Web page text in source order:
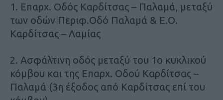
1. Επαρχ. Οδός Καρδίτσας – Παλαμά, μεταξύ
των οδών Περιφ.Οδό Παλαμά & Ε.Ο.
Καρδίτσας – Λαμίας
2. Ασφάλτινη οδός μεταξύ του 1ο κυκλικού
κόμβου και της Επαρχ. Οδού Καρδίτσας –
Παλαμά (3η έξοδος από Καρδίτσας επί του